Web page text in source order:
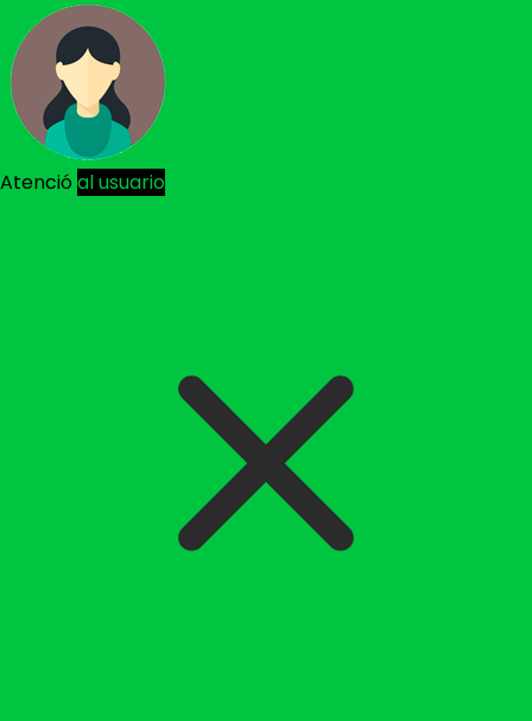
Atenció al usuario